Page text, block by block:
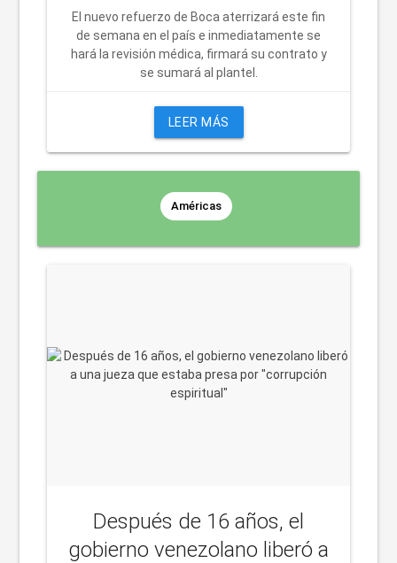
El nuevo refuerzo de Boca aterrizará este fin
de semana en el país e inmediatamente se
hará la revisión médica, firmará su contrato y
se sumará al plantel.
LEER MÁS
Américas
Después de 16 años, el
gobierno venezolano liberó a